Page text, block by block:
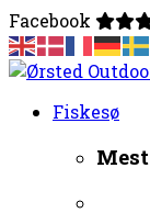
Facebook
Fiskesø